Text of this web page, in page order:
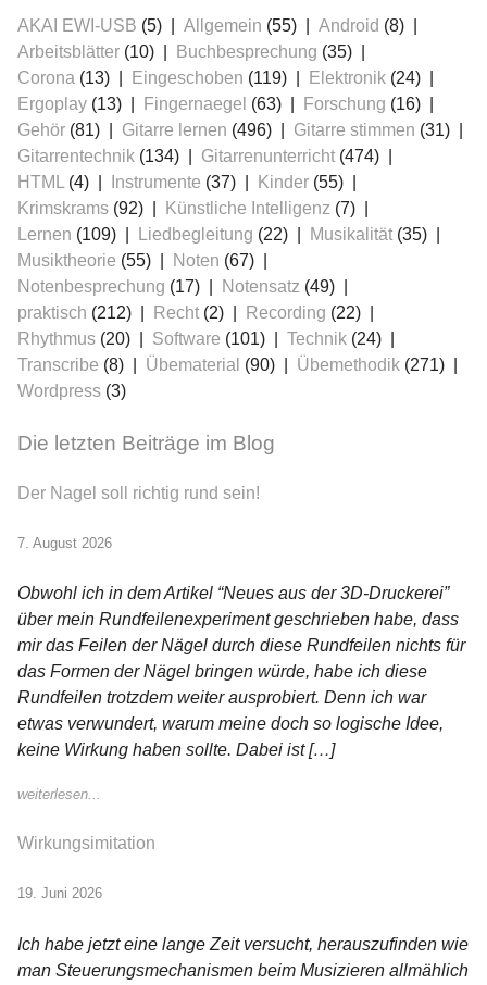
AKAI EWI-USB (5) Allgemein (55) Android (8)
Arbeitsblätter (10) Buchbesprechung (35)
Corona (13) Eingeschoben (119) Elektronik (24)
Ergoplay (13) Fingernaegel (63) Forschung (16)
Gehör (81) Gitarre lernen (496) Gitarre stimmen (31)
Gitarrentechnik (134) Gitarrenunterricht(474)
HTML(4) Instrumente (37) Kinder (55)
Krimskrams (92) Künstliche Intelligenz (7)
Lernen (109) Liedbegleitung (22) Musikalität(35)
Musiktheorie (55) Noten (67)
Notenbesprechung (17) Notensatz (49)
praktisch (212) Recht(2) Recording (22)
Rhythmus (20) Software (101) Technik (24)
Transcribe (8) Übematerial (90) Übemethodik (271)
Wordpress (3)
Die letzten Beiträge im Blog
Der Nagel soll richtig rund sein!
7. August 2026
Obwohl ich in dem Artikel “Neues aus der 3D-Druckerei”
über mein Rundfeilenexperiment geschrieben habe, dass
mir das Feilen der Nägel durch diese Rundfeilen nichts für
das Formen der Nägel bringen würde, habe ich diese
Rundfeilen trotzdem weiter ausprobiert. Denn ich war
etwas verwundert, warum meine doch so logische Idee,
keine Wirkung haben sollte. Dabei ist […]
weiterlesen...
Wirkungsimitation
19. Juni 2026
Ich habe jetzt eine lange Zeit versucht, herauszufinden wie
man Steuerungsmechanismen beim Musizieren allmählich